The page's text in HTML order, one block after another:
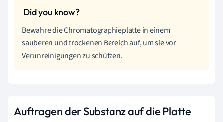
Bewahre die Chromatographieplatte in einem
sauberen und trockenen Bereich auf, um sie vor
Verunreinigungen zu schützen.
Auftragen der Substanz auf die Platte